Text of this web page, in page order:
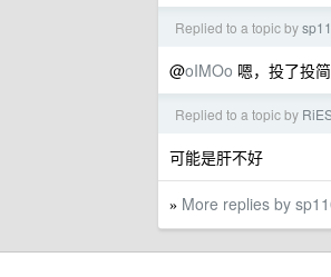
Replied to a topic by
@oIMOo 嗯，投了投
Replied to a topic by
可能是肝不好
» More replies by